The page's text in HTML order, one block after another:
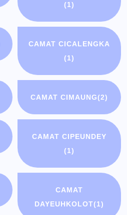
(1)
CAMAT CICALENGKA
(1)
CAMAT CIMAUNG(2)
CAMAT CIPEUNDEY
(1)
CAMAT
DAYEUHKOLOT(1)